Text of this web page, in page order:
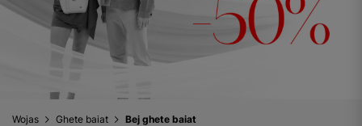
Wojas Ghete baiat Bej ghete baiat